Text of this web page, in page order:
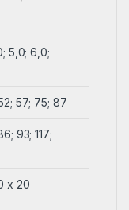
5,0; 6,0;
57; 75; 87
93; 117;
x 20